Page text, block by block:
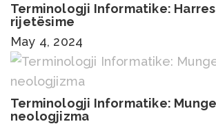
Terminologji Informatike:
rijetësime
May 4, 2024
Terminologji Informatike:
neologjizma